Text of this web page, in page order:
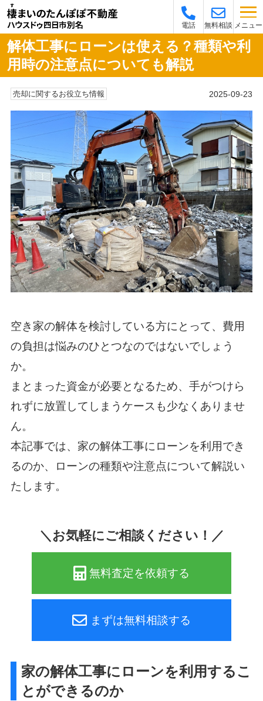
電話 無料相談 メニュー
解体工事にローンは使える？種類や利
用時の注意点についても解説
売却に関するお役立ち情報 2025-09-23
空き家の解体を検討している方にとって、費用
の負担は悩みのひとつなのではないでしょう
か。
まとまった資金が必要となるため、手がつけら
れずに放置してしまうケースも少なくありませ
ん。
本記事では、家の解体工事にローンを利用でき
るのか、ローンの種類や注意点について解説い
たします。
＼お気軽にご相談ください！／
無料査定を依頼する
まずは無料相談する
家の解体工事にローンを利用するこ
とができるのか